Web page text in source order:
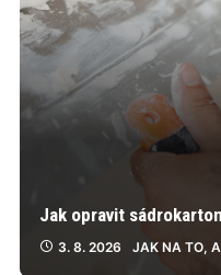
Jak opravit
3. 8. 2026 JAK NA TO,